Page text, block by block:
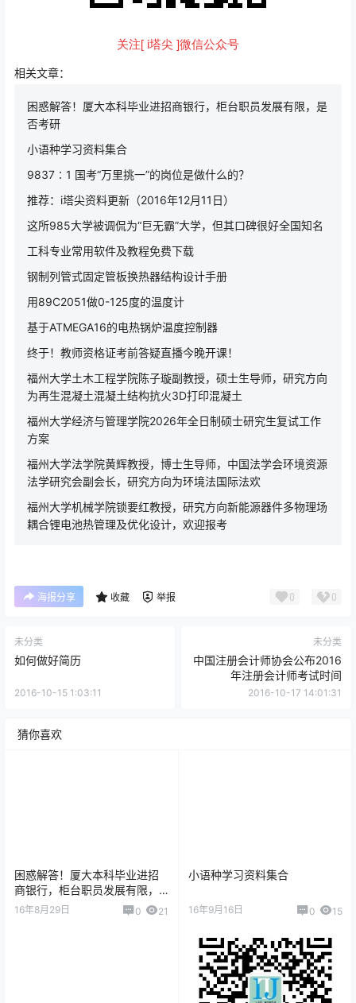
关注[ i塔尖 ]微信公众号
相关文章：
困惑解答！厦大本科毕业进招商银行，柜台职员发展有限，是
否考研
小语种学习资料集合
9837∶1 国考“万里挑一”的岗位是做什么的？
推荐：i塔尖资料更新（2016年12月11日）
这所985大学被调侃为“巨无霸”大学，但其口碑很好全国知名
工科专业常用软件及教程免费下载
钢制列管式固定管板换热器结构设计手册
用89C2051做0-125度的温度计
基于ATMEGA16的电热锅炉温度控制器
终于！教师资格证考前答疑直播今晚开课！
福州大学土木工程学院陈子璇副教授，硕士生导师，研究方向
为再生混凝土混凝土结构抗火3D打印混凝土
福州大学经济与管理学院2026年全日制硕士研究生复试工作
方案
福州大学法学院黄辉教授，博士生导师，中国法学会环境资源
法学研究会副会长，研究方向为环境法国际法欢
福州大学机械学院锁要红教授，研究方向新能源器件多物理场
耦合锂电池热管理及优化设计，欢迎报考
海报分享 收藏 举报 0 0
未分类
如何做好简历
2016-10-15 1:03:11
未分类
中国注册会计师协会公布2016
年注册会计师考试时间
2016-10-17 14:01:31
猜你喜欢
困惑解答！厦大本科毕业进招
商银行，柜台职员发展有限，
是否考研
16年8月29日 0 21
小语种学习资料集合
16年9月16日 0 15